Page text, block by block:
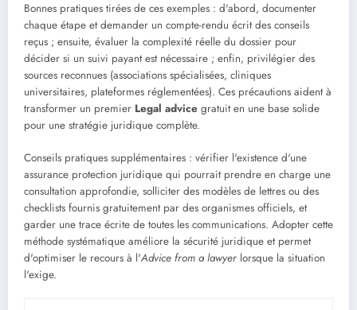
Bonnes pratiques tirées de ces exemples : d'abord, documenter
chaque étape et demander un compte-rendu écrit des conseils
reçus ; ensuite, évaluer la complexité réelle du dossier pour
décider si un suivi payant est nécessaire ; enfin, privilégier des
sources reconnues (associations spécialisées, cliniques
universitaires, plateformes réglementées). Ces précautions aident à
transformer un premier Legal advice gratuit en une base solide
pour une stratégie juridique complète.
Conseils pratiques supplémentaires : vérifier l'existence d'une
assurance protection juridique qui pourrait prendre en charge une
consultation approfondie, solliciter des modèles de lettres ou des
checklists fournis gratuitement par des organismes officiels, et
garder une trace écrite de toutes les communications. Adopter cette
méthode systématique améliore la sécurité juridique et permet
d'optimiser le recours à l'Advice from a lawyer lorsque la situation
l'exige.